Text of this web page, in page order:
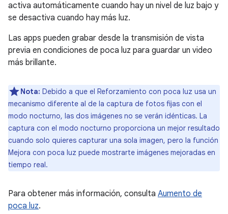
activa automáticamente cuando hay un nivel de luz bajo y
se desactiva cuando hay más luz.
Las apps pueden grabar desde la transmisión de vista
previa en condiciones de poca luz para guardar un video
más brillante.
Nota: Debido a que el Reforzamiento con poca luz usa un
mecanismo diferente al de la captura de fotos fijas con el
modo nocturno, las dos imágenes no se verán idénticas. La
captura con el modo nocturno proporciona un mejor resultado
cuando solo quieres capturar una sola imagen, pero la función
Mejora con poca luz puede mostrarte imágenes mejoradas en
tiempo real.
Para obtener más información, consulta Aumento de
poca luz.